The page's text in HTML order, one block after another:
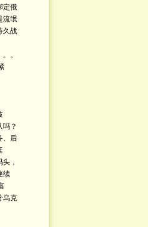
定俄
流氓
久战
。
吗？
、后
，
续
乌克